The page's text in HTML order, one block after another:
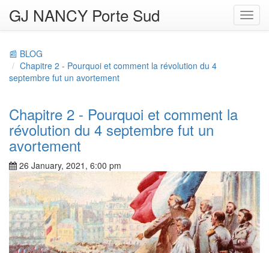
GJ NANCY Porte Sud
📰 BLOG
Chapitre 2 - Pourquoi et comment la révolution du 4
septembre fut un avortement
Chapitre 2 - Pourquoi et comment la
révolution du 4 septembre fut un
avortement
26 January, 2021, 6:00 pm